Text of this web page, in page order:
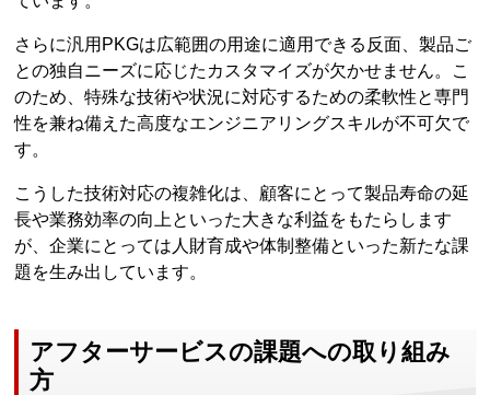
さらに汎用PKGは広範囲の用途に適用できる反面、製品ご
との独自ニーズに応じたカスタマイズが欠かせません。こ
のため、特殊な技術や状況に対応するための柔軟性と専門
性を兼ね備えた高度なエンジニアリングスキルが不可欠で
す。
こうした技術対応の複雑化は、顧客にとって製品寿命の延
長や業務効率の向上といった大きな利益をもたらします
が、企業にとっては人財育成や体制整備といった新たな課
題を生み出しています。
アフターサービスの課題への取り組み
方